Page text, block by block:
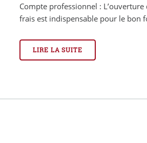
Compte professionnel :
frais est indispensable pour le bon
LIRE LA SUITE